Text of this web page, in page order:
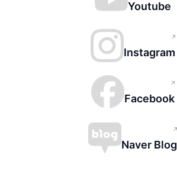
Youtube
Instagram
Facebook
Naver Blog